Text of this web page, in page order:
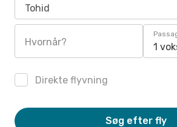
Tohid
Hvornår? 1
Direkte flyvning
Søg efter fly